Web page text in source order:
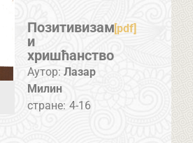
Позитивизам
и
хришћанство
[pdf]
Аутор: Лазар
Милин
стране: 4-16